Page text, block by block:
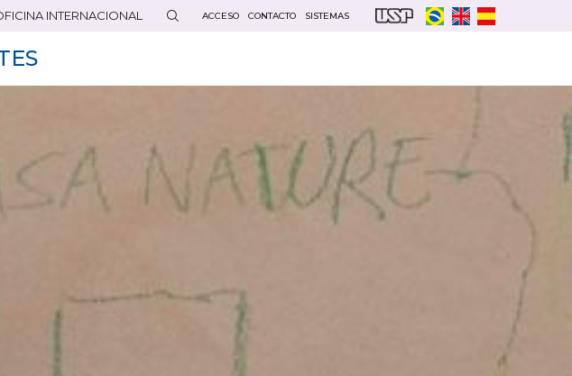
INTERNACIONAL ACCESO CONTACTO SISTEMAS